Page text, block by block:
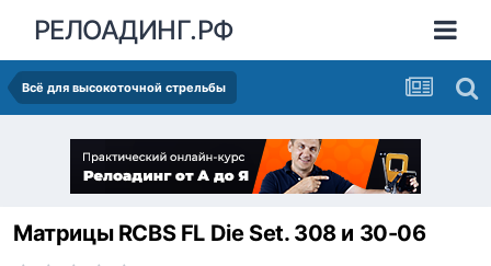
РЕЛОАДИНГ.РФ
Всё для высокоточной стрельбы
Матрицы RCBS FL Die Set. 308 и 30-06